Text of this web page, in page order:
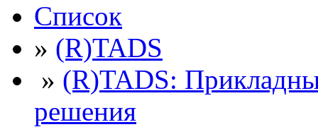
Список
» (R)TADS
» (R)TADS:
решения